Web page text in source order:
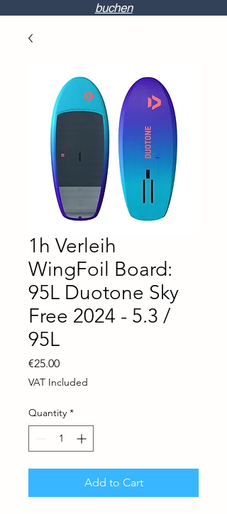
buchen
1h Verleih
WingFoil Board:
95L Duotone Sky
Free 2024 - 5.3 /
95L
€25.00Price
VAT Included
Quantity *
Add to Cart